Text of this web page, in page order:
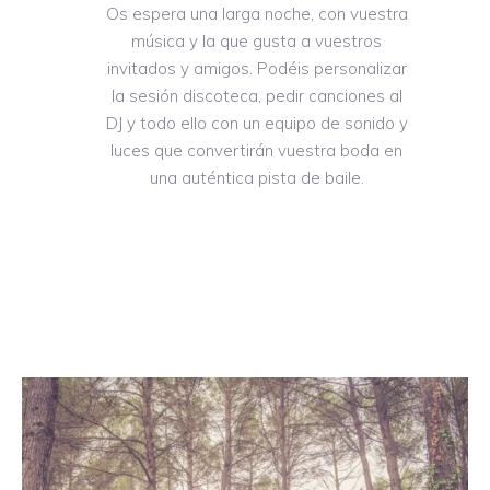
Os espera una larga noche, con vuestra
música y la que gusta a vuestros
invitados y amigos. Podéis personalizar
la sesión discoteca, pedir canciones al
DJ y todo ello con un equipo de sonido y
luces que convertirán vuestra boda en
una auténtica pista de baile.